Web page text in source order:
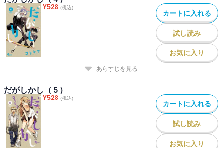
¥528 (税込)
カートに入れる
試し読み
お気に入り
あらすじを見る
だがしかし（５）
¥528 (税込)
カートに入れる
試し読み
お気に入り